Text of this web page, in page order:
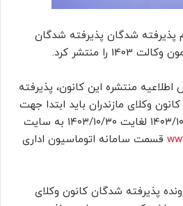
پذیرفته شدگان پذیرفته شدگان
را منتشر کرد.
منتشره این کانون، پذیرفته
شدگان آزمون وکالت 1403 کانون وکلای مازندران باید ابتدا جهت
پیش ثبت نام از تاریخ ۱۴۰۳/۱۰/۱۵ لغایت ۱۴۰۳/۱۰/۳۰ به سایت
قسمت سامانه اتوماسیون اداری
پذیرفته شدگان کانون وکلای